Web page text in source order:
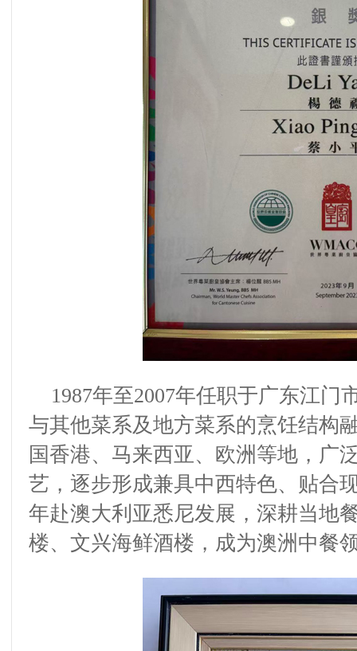
1987年至2007年任职于广东江门
与其他菜系及地方菜系的烹饪结构
国香港、 马来西亚、欧洲等地， 广
艺，逐步形成兼具中西特色、贴合
年赴澳大利亚悉尼发展，深耕当地
楼、文兴海鲜酒楼 ， 成为澳洲中餐